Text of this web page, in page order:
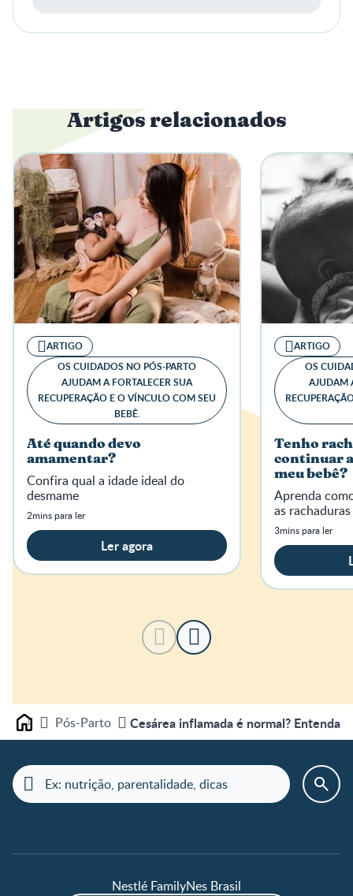
Artigos relacionados
ARTIGO
OS CUIDADOS NO PÓS-PARTO
AJUDAM A FORTALECER SUA
RECUPERAÇÃO E O VÍNCULO COM SEU
BEBÊ.
Até quando devo
amamentar?
Confira qual a idade ideal do
desmame
2mins para ler
Ler agora
ARTIGO
OS
AJUDAM
Tenho
continuar
meu bebê?
Aprenda
as
3mins para ler
Home Pós-Parto Cesárea inflamada é normal? Entenda!
Nestlé FamilyNes Brasil